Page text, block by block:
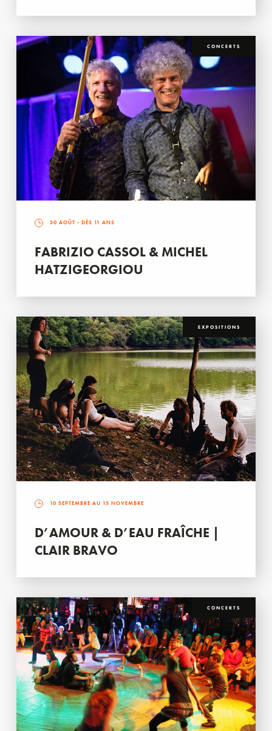
CONCERTS
30 AOÛT - DÈS 11 ANS
FABRIZIO CASSOL & MICHEL
HATZIGEORGIOU
EXPOSITIONS
10 SEPTEMBRE AU 15 NOVEMBRE
D’AMOUR & D’EAU FRAÎCHE |
CLAIR BRAVO
CONCERTS